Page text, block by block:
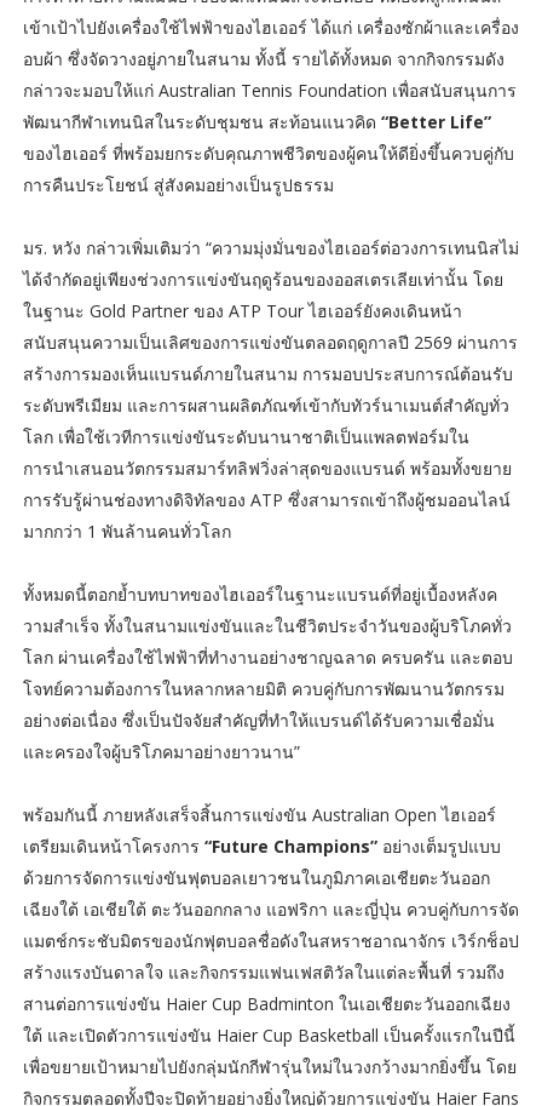
เข้าเป้าไปยังเครื่องใช้ไฟฟ้าของไฮเออร์ ได้แก่ เครื่องซักผ้าและเครื่อง
อบผ้า ซึ่งจัดวางอยู่ภายในสนาม ทั้งนี้ รายได้ทั้งหมด จากกิจกรรมดัง
กล่าวจะมอบให้แก่ Australian Tennis Foundation เพื่อสนับสนุนการ
พัฒนากีฬาเทนนิสในระดับชุมชน สะท้อนแนวคิด “Better Life”
ของไฮเออร์ ที่พร้อมยกระดับคุณภาพชีวิตของผู้คนให้ดียิ่งขึ้นควบคู่กับ
การคืนประโยชน์ สู่สังคมอย่างเป็นรูปธรรม
มร. หวัง กล่าวเพิ่มเติมว่า “ความมุ่งมั่นของไฮเออร์ต่อวงการเทนนิสไม่
ได้จำกัดอยู่เพียงช่วงการแข่งขันฤดูร้อนของออสเตรเลียเท่านั้น โดย
ในฐานะ Gold Partner ของ ATP Tour ไฮเออร์ยังคงเดินหน้า
สนับสนุนความเป็นเลิศของการแข่งขันตลอดฤดูกาลปี 2569 ผ่านการ
สร้างการมองเห็นแบรนด์ภายในสนาม การมอบประสบการณ์ต้อนรับ
ระดับพรีเมียม และการผสานผลิตภัณฑ์เข้ากับทัวร์นาเมนต์สำคัญทั่ว
โลก เพื่อใช้เวทีการแข่งขันระดับนานาชาติเป็นแพลตฟอร์มใน
การนำเสนอนวัตกรรมสมาร์ทลิฟวิ่งล่าสุดของแบรนด์ พร้อมทั้งขยาย
การรับรู้ผ่านช่องทางดิจิทัลของ ATP ซึ่งสามารถเข้าถึงผู้ชมออนไลน์
มากกว่า 1 พันล้านคนทั่วโลก
ทั้งหมดนี้ตอกย้ำบทบาทของไฮเออร์ในฐานะแบรนด์ที่อยู่เบื้องหลังค
วามสำเร็จ ทั้งในสนามแข่งขันและในชีวิตประจำวันของผู้บริโภคทั่ว
โลก ผ่านเครื่องใช้ไฟฟ้าที่ทำงานอย่างชาญฉลาด ครบครัน และตอบ
โจทย์ความต้องการในหลากหลายมิติ ควบคู่กับการพัฒนานวัตกรรม
อย่างต่อเนื่อง ซึ่งเป็นปัจจัยสำคัญที่ทำให้แบรนด์ได้รับความเชื่อมั่น
และครองใจผู้บริโภคมาอย่างยาวนาน”
พร้อมกันนี้ ภายหลังเสร็จสิ้นการแข่งขัน Australian Open ไฮเออร์
เตรียมเดินหน้าโครงการ “Future Champions”อย่างเต็มรูปแบบ
ด้วยการจัดการแข่งขันฟุตบอลเยาวชนในภูมิภาคเอเชียตะวันออก
เฉียงใต้ เอเชียใต้ ตะวันออกกลาง แอฟริกา และญี่ปุ่น ควบคู่กับการจัด
แมตช์กระชับมิตรของนักฟุตบอลชื่อดังในสหราชอาณาจักร เวิร์กช็อป
สร้างแรงบันดาลใจ และกิจกรรมแฟนเฟสติวัลในแต่ละพื้นที่ รวมถึง
สานต่อการแข่งขัน Haier Cup Badminton ในเอเชียตะวันออกเฉียง
ใต้ และเปิดตัวการแข่งขัน Haier Cup Basketball เป็นครั้งแรกในปีนี้
เพื่อขยายเป้าหมายไปยังกลุ่มนักกีฬารุ่นใหม่ในวงกว้างมากยิ่งขึ้น โดย
กิจกรรมตลอดทั้งปีจะปิดท้ายอย่างยิ่งใหญ่ด้วยการแข่งขัน Haier Fans